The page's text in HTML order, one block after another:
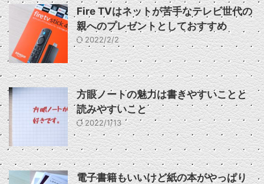
Fire TVはネットが苦手なテレビ世代の
親へのプレゼントとしておすすめ
2022/2/2
方眼ノートの魅力は書きやすいことと
読みやすいこと
2022/1/13
電子書籍もいいけど紙の本がやっぱり